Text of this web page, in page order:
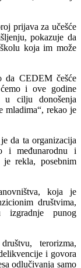
prijava za učešće
pokazuje da
koja im može
da CEDEM češće
i ove godine
u cilju donošenja
mladima“, rekao je
da ta organizacija
i međunarodnu i
je rekla, posebnim
koja je
društvima,
punog
terorizma,
i govora
odlučivanja samo